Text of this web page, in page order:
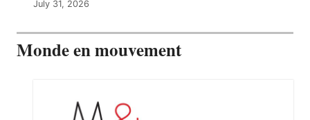
July 31, 2026
Monde en mouvement